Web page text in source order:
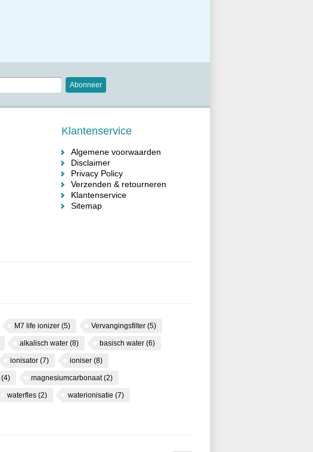
Abonneer
Klantenservice
Algemene voorwaarden
Disclaimer
Privacy Policy
Verzenden & retourneren
Klantenservice
Sitemap
M7 life ionizer (5) Vervangingsfilter (5)
alkalisch water (8) basisch water (6)
ionisator (7) ioniser (8)
(4) magnesiumcarbonaat(2)
waterfles (2) waterionisatie (7)